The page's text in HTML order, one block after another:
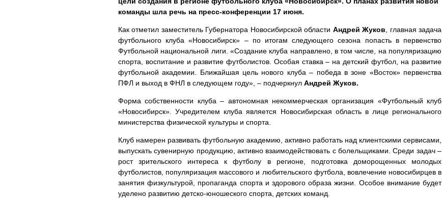
команды шла речь на пресс-конференции 17 июня.
Как отметил заместитель Губернатора Новосибирской области Андрей Жуков , главная задача
футбольного клуба «Новосибирск» – по итогам следующего сезона попасть в первенство
Футбольной национальной лиги. «Создание клуба направлено, в том числе, на популяризацию
спорта, воспитание и развитие футболистов. Особая ставка – на детский футбол, на развитие
футбольной академии. Ближайшая цель нового клуба – победа в зоне «Восток» первенства
ПФЛ и выход в ФНЛ в следующем году», – подчеркнул Андрей Жуков.
Форма собственности клуба – автономная некоммерческая организация «Футбольный клуб
«Новосибирск». Учредителем клуба является Новосибирская область в лице регионального
министерства физической культуры и спорта.
Клуб намерен развивать футбольную академию, активно работать над клиентскими сервисами,
выпускать сувенирную продукцию, активно взаимодействовать с болельщиками. Среди задач –
рост зрительского интереса к футболу в регионе, подготовка доморощенных молодых
футболистов, популяризация массового и любительского футбола, вовлечение новосибирцев в
занятия физкультурой, пропаганда спорта и здорового образа жизни. Особое внимание будет
уделено развитию детско-юношеского спорта, детских команд.